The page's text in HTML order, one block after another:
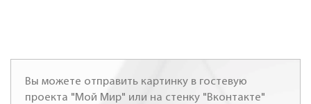
Вы можете отправить картинку в гостевую
проекта "Мой Мир" или на стенку "Вконтакте"